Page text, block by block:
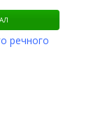
речного